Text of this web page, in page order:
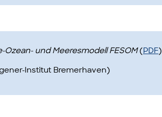
und Meeresmodell FESOM(PDF)
Institut Bremerhaven)